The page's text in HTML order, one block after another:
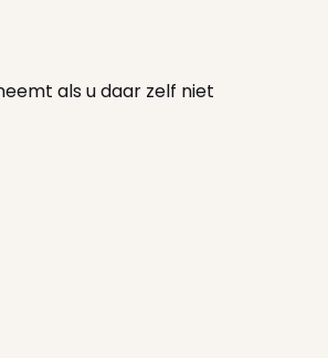
als u daar zelf niet